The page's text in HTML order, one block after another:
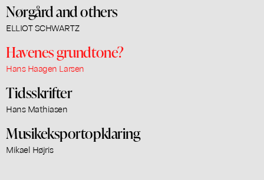
Nørgård and others
ELLIOT SCHWARTZ
Havenes grundtone?
Hans Haagen Larsen
Tidsskrifter
Hans Mathiasen
Musikeksportopklaring
Mikael Højris